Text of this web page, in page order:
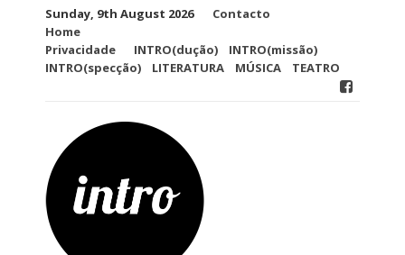
Sunday, 9th August 2026
Contacto
Home
Privacidade
INTRO(dução)
INTRO(missão)
INTRO(specção)
LITERATURA MÚSICA TEATRO